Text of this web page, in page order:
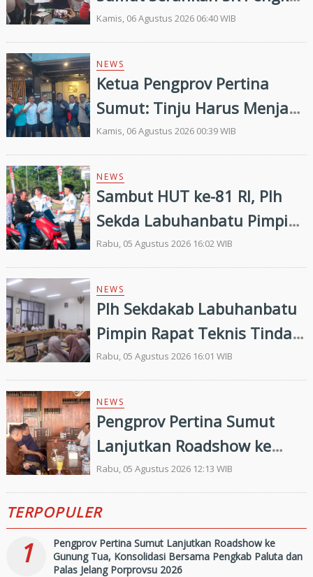
Pertina Madina Periode
2026–2030
Kamis, 06 Agustus 2026 06:40 WIB
NEWS
Ketua Pengprov Pertina
Sumut: Tinju Harus Menjadi
Jalan Membangun Masa
Depan Generasi Muda
Kamis, 06 Agustus 2026 00:39 WIB
NEWS
Sambut HUT ke-81 RI, Plh
Sekda Labuhanbatu Pimpin
Pembagian 300 Bendera
Merah Putih
Rabu, 05 Agustus 2026 16:02 WIB
NEWS
Plh Sekdakab Labuhanbatu
Pimpin Rapat Teknis Tindak
Lanjut Entry Meeting
Penilaian Kepatuhan
Pelayanan Publik Oleh
Ombudsman RI tahun 2026
Rabu, 05 Agustus 2026 16:01 WIB
NEWS
Pengprov Pertina Sumut
Lanjutkan Roadshow ke
Gunung Tua, Konsolidasi
Bersama Pengkab Paluta
dan Palas Jelang Porprovsu
2026
Rabu, 05 Agustus 2026 12:13 WIB
TERPOPULER
1
Pengprov Pertina Sumut Lanjutkan Roadshow ke
Gunung Tua, Konsolidasi Bersama Pengkab Paluta dan
Palas Jelang Porprovsu 2026